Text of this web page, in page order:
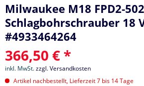
Milwaukee M18 FPD2-
Schlagbohrschrauber 18
#4933464264
366,50 € *
inkl. MwSt.zzgl. Versandkosten
Artikel nachbestellt, Lieferzeit 7 bis 14 Tage